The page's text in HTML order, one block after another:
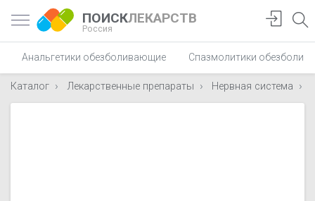
ПОИСКЛЕКАРСТВ
Россия
Анальгетики обезболивающие Спазмолитики
Каталог Лекарственные препараты Нервная система